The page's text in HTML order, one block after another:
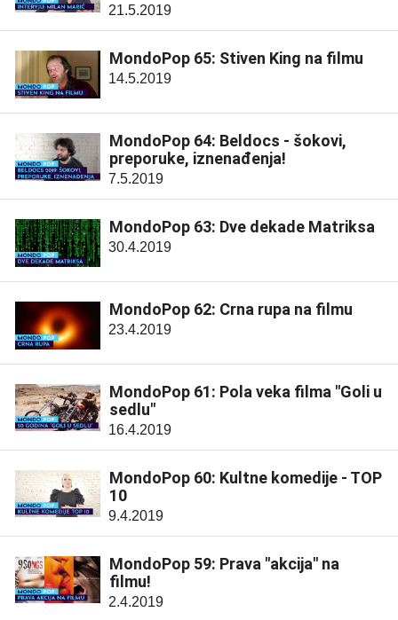
21.5.2019
MondoPop 65: Stiven King na filmu
14.5.2019
MondoPop 64: Beldocs - šokovi,
preporuke, iznenađenja!
7.5.2019
MondoPop 63: Dve dekade Matriksa
30.4.2019
MondoPop 62: Crna rupa na filmu
23.4.2019
MondoPop 61: Pola veka filma "Goli u
sedlu"
16.4.2019
MondoPop 60: Kultne komedije - TOP
10
9.4.2019
MondoPop 59: Prava "akcija" na
filmu!
2.4.2019